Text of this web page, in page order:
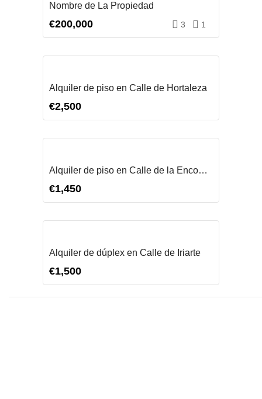
Nombre de La Propiedad
€200,000 3 1
Alquiler de piso en Calle de Hortaleza
€2,500
Alquiler de piso en Calle de la Encomienda
€1,450
Alquiler de dúplex en Calle de Iriarte
€1,500